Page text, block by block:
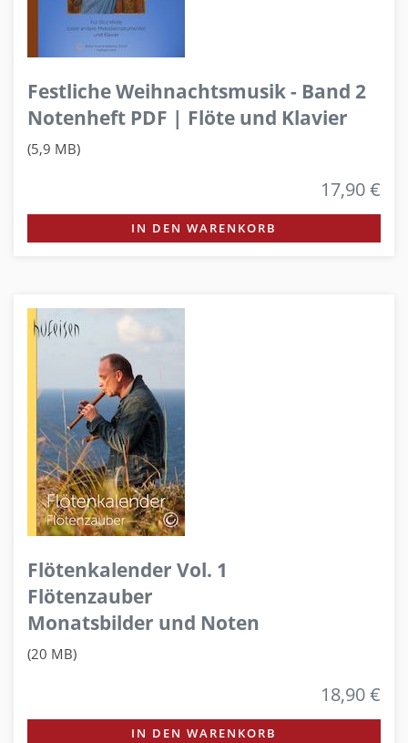
Festliche Weihnachtsmusik - Band 2
Notenheft PDF | Flöte und Klavier
(5,9 MB)
17,90 €
IN DEN WARENKORB
Flötenkalender Vol. 1
Flötenzauber
Monatsbilder und Noten
(20 MB)
18,90 €
IN DEN WARENKORB